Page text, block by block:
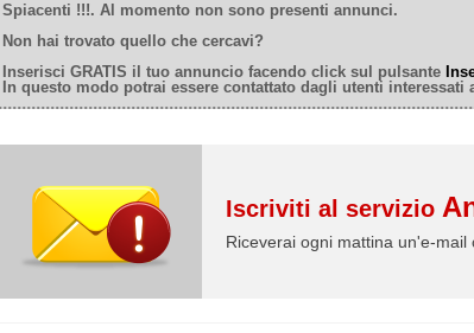
Spiacenti !!!. Al momento non sono presenti annunci.
Non hai trovato quello che cercavi?
Inserisci GRATIS il tuo annuncio facendo click sul pulsante
In questo modo potrai essere contattato dagli utenti interessati
Iscriviti al servizio
Riceverai ogni mattina un'e-